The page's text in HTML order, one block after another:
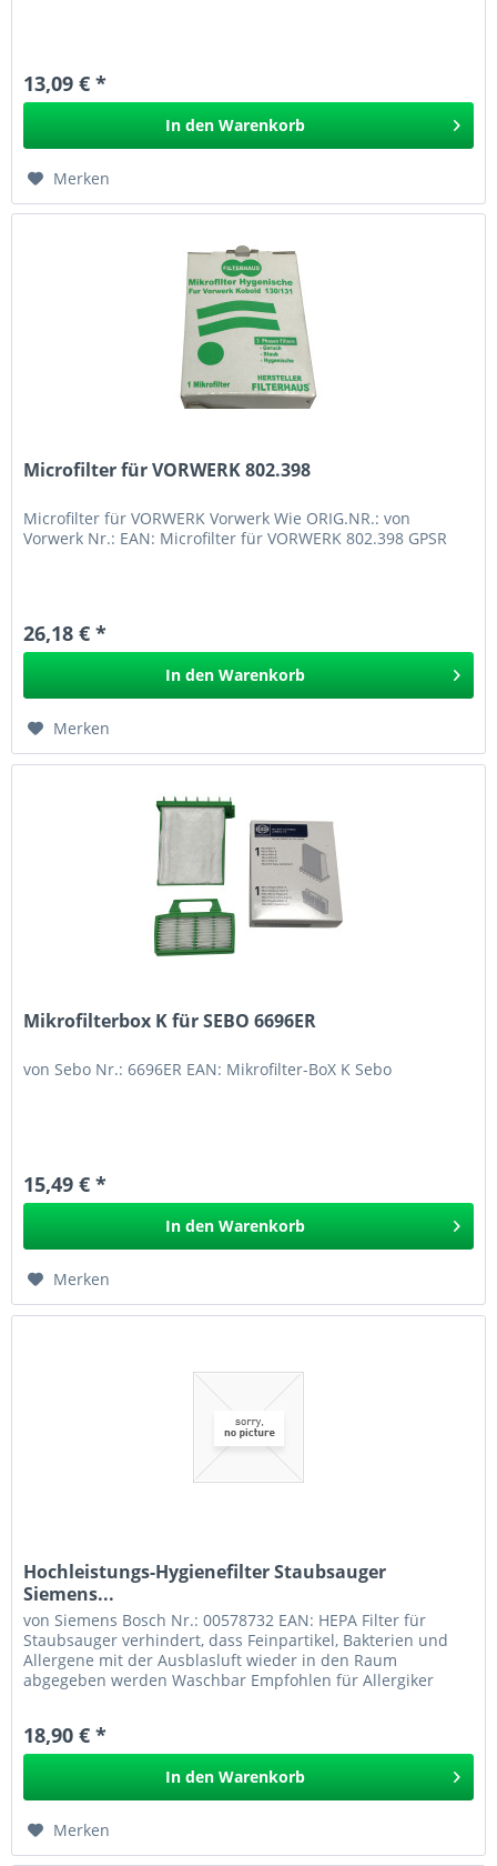
13,09 € *
In den Warenkorb
Merken
Microfilter für VORWERK 802.398
Microfilter für VORWERK Vorwerk Wie ORIG.NR.: von
Vorwerk Nr.: EAN: Microfilter für VORWERK 802.398 GPSR
26,18 € *
In den Warenkorb
Merken
Mikrofilterbox K für SEBO 6696ER
von Sebo Nr.: 6696ER EAN: Mikrofilter-BoX K Sebo
15,49 € *
In den Warenkorb
Merken
Hochleistungs-Hygienefilter Staubsauger
Siemens...
von Siemens Bosch Nr.: 00578732 EAN: HEPA Filter für
Staubsauger verhindert, dass Feinpartikel, Bakterien und
Allergene mit der Ausblasluft wieder in den Raum
abgegeben werden Waschbar Empfohlen für Allergiker
18,90 € *
In den Warenkorb
Merken